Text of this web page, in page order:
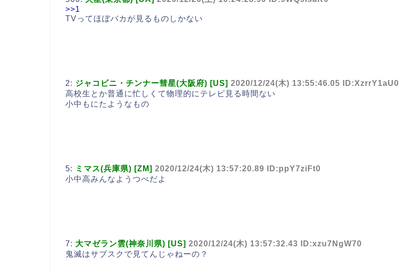
>>1
TVってほぼバカが見るものしかない
2: ジャコビニ・チンナー彗星(大阪府) [US] 2020/12/24(木) 13:55:46.05 ID:XzrrY1aU0
高校生とか普通に忙しくて物理的にテレビ見る時間ない
小中もにたようなもの
5: ミマス(兵庫県) [ZM] 2020/12/24(木) 13:57:20.89 ID:ppY7ziFt0
小中高みんなようつべだよ
7: 大マゼラン雲(神奈川県) [US] 2020/12/24(木) 13:57:32.43 ID:xzu7NgW70
鬼滅はサブスクで見てんじゃねーの？